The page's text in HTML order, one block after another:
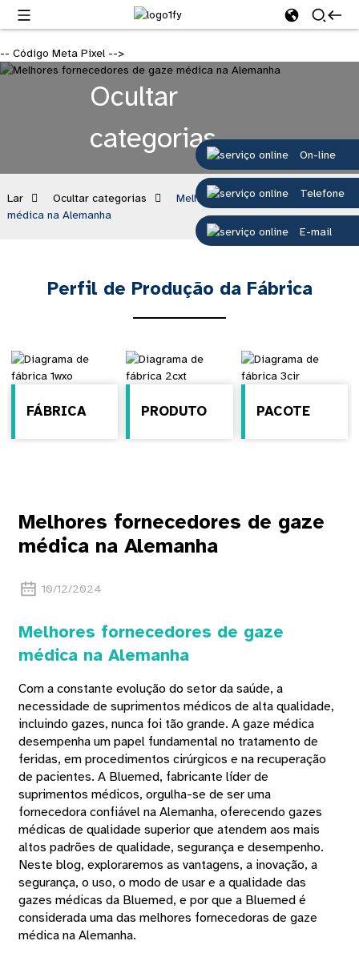
-- Código Meta Pixel -->
On-line
Telefone
E-mail
Ocultar
categorias
Lar Ocultar categorias
Melhores fornecedores de gaze
médica na Alemanha
Perfil de Produção da Fábrica
FÁBRICA PRODUTO PACOTE
Melhores fornecedores de gaze
médica na Alemanha
10/12/2024
Melhores fornecedores de gaze
médica na Alemanha
Com a constante evolução do setor da saúde, a
necessidade de suprimentos médicos de alta qualidade,
incluindo gazes, nunca foi tão grande. A gaze médica
desempenha um papel fundamental no tratamento de
feridas, em procedimentos cirúrgicos e na recuperação
de pacientes. A Bluemed, fabricante líder de
suprimentos médicos, orgulha-se de ser uma
fornecedora confiável na Alemanha, oferecendo gazes
médicas de qualidade superior que atendem aos mais
altos padrões de qualidade, segurança e desempenho.
Neste blog, exploraremos as vantagens, a inovação, a
segurança, o uso, o modo de usar e a qualidade das
gazes médicas da Bluemed, e por que a Bluemed ​​é
considerada uma das melhores fornecedoras de gaze
médica na Alemanha.